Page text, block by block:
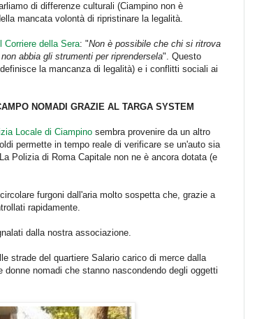
di differenze culturali (Ciampino non è
mancata volontà di ripristinare la legalità.
Corriere della Sera: "Non è possibile che chi si ritrova
abbia gli strumenti per riprendersela". Questo
la mancanza di legalità) e i conflitti sociali ai
NOMADI GRAZIE AL TARGA SYSTEM
Locale di Ciampino sembra provenire da un altro
permette in tempo reale di verificare se un'auto sia
Polizia di Roma Capitale non ne è ancora dotata (e
furgoni dall'aria molto sospetta che, grazie a
rapidamente.
dalla nostra associazione.
strade del quartiere Salario carico di merce dalla
nomadi che stanno nascondendo degli oggetti